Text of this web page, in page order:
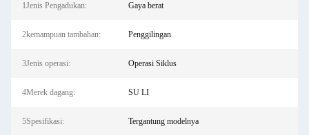
1Jenis Pengadukan: Gaya berat
2kemampuan tambahan: Penggilingan
3Jenis operasi: Operasi Siklus
4Merek dagang: SU LI
5Spesifikasi: Tergantung modelnya